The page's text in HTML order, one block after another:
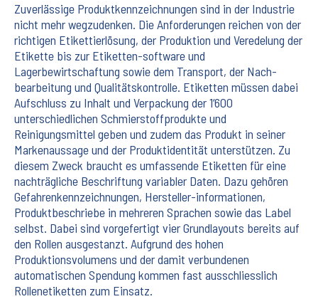
Zuverlässige Produktkennzeichnungen sind in der Industrie
nicht mehr wegzudenken. Die Anforderungen reichen von der
richtigen Etikettierlösung, der Produktion und Veredelung der
Etikette bis zur Etiketten-software und
Lagerbewirtschaftung sowie dem Transport, der Nach-
bearbeitung und Qualitätskontrolle. Etiketten müssen dabei
Aufschluss zu Inhalt und Verpackung der 1‘600
unterschiedlichen Schmierstoffprodukte und
Reinigungsmittel geben und zudem das Produkt in seiner
Markenaussage und der Produktidentität unterstützen. Zu
diesem Zweck braucht es umfassende Etiketten für eine
nachträgliche Beschriftung variabler Daten. Dazu gehören
Gefahrenkennzeichnungen, Hersteller-informationen,
Produktbeschriebe in mehreren Sprachen sowie das Label
selbst. Dabei sind vorgefertigt vier Grundlayouts bereits auf
den Rollen ausgestanzt. Aufgrund des hohen
Produktionsvolumens und der damit verbundenen
automatischen Spendung kommen fast ausschliesslich
Rollenetiketten zum Einsatz.